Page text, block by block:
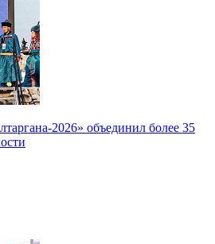
2026» объединил более 35